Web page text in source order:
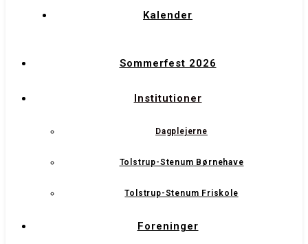
Kalender
Sommerfest 2026
Institutioner
Dagplejerne
Tolstrup-Stenum Børnehave
Tolstrup-Stenum Friskole
Foreninger